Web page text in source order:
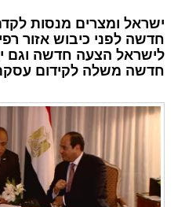
ישראל ומצרים מנסות
חדשה לפני כיבוש אזור
לישראל הצעה חדשה וגם
חדשה משלה לקידום